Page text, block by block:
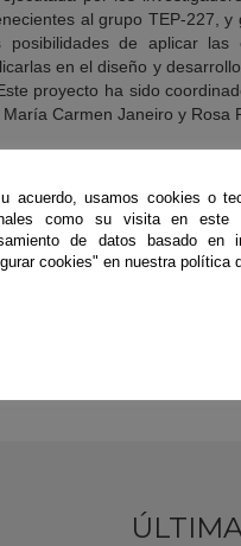
al grupo TEP-227,
de aplicar
en el diseño y
proyecto ha sido
Carmen Janeiro y Rosa
se han basado en estudios
1”, en el que se
primas tradicionales
de los residuos en
acuerdo, usamos cookies o
como su visita en este
de datos basado en
cookies" en nuestra política